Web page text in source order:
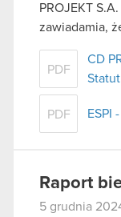
PROJEKT
zawiadamia,
PDF
CD
PDF ESPI
Raport
5 grudnia